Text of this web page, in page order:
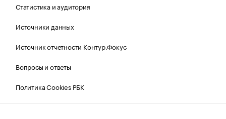
Статистика и аудитория
Источники данных
Источник отчетности Контур.Фокус
Вопросы и ответы
Политика Cookies РБК